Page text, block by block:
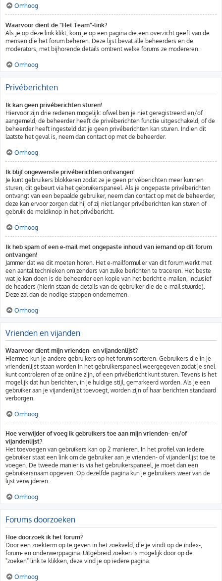
Omhoog
Waarvoor dient de "Het Team"-link?
Als je op deze link klikt, kom je op een pagina die een overzicht geeft van de
mensen die het forum beheren. Deze lijst bevat alle beheerders en de
moderators, met bijhorende details omtrent welke forums ze modereren.
Omhoog
Privéberichten
Ik kan geen privéberichten sturen!
Hiervoor zijn drie redenen mogelijk: ofwel ben je niet geregistreerd en/of
aangemeld, de beheerder heeft de privéberichten functie uitgeschakeld, of de
beheerder heeft ingesteld dat je geen privéberichten kan sturen. Indien dit
laatste het geval is, neem dan contact op met de beheerder.
Omhoog
Ik blijf ongewenste privéberichten ontvangen!
Je kunt gebruikers blokkeren zodat ze je geen privéberichten meer kunnen
sturen, dit gebeurt via het gebruikerspaneel. Als je ongepaste privéberichten
ontvangt van een bepaalde gebruiker, neem dan contact op met de beheerder,
deze kan ervoor zorgen dat hij of zij niet langer privéberichten kan sturen of
gebruik de meldknop in het privébericht.
Omhoog
Ik heb spam of een e-mail met ongepaste inhoud van iemand op dit forum
ontvangen!
Jammer dat we dit moeten horen. Het e-mailformulier van dit forum werkt met
een aantal technieken om zenders van zulke berichten te traceren. Het beste
wat je kan doen is de beheerder een kopie van het bericht e-mailen, inclusief
de headers (hierin staan de details van de gebruiker die de e-mail stuurde).
Deze zal dan de nodige stappen ondernemen.
Omhoog
Vrienden en vijanden
Waarvoor dient mijn vrienden- en vijandenlijst?
Hiermee kun je andere gebruikers op het forum sorteren. Gebruikers die in je
vriendenlijst staan worden in het gebruikerspaneel weergegeven zodat je snel
kunt controleren of ze online zijn, of een privébericht kunt sturen. Tevens is het
mogelijk dat hun berichten, in je huidige stijl, gemarkeerd worden. Als je een
gebruiker aan je vijandenlijst toevoegt, worden zijn of haar berichten standaard
verborgen.
Omhoog
Hoe verwijder of voeg ik gebruikers toe aan mijn vrienden- en/of
vijandenlijst?
Het toevoegen van gebruikers kan op 2 manieren. In het profiel van iedere
gebruiker staat een link om de gebruiker aan je vrienden- of vijandenlijst toe te
voegen. De tweede manier is via het gebruikerspaneel, je moet dan een
gebruikersnaam opgeven. Op dezelfde pagina kun je gebruikers weer van de
lijst verwijderen.
Omhoog
Forums doorzoeken
Hoe doorzoek ik het forum?
Door een zoekterm op te geven in het zoekveld, die je vindt op de index-,
forum- en onderwerppagina. Uitgebreid zoeken is mogelijk door op de
"zoeken" link te klikken, deze vind je op iedere pagina.
Omhoog